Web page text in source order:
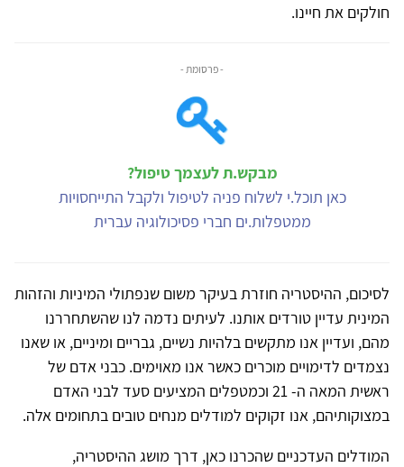
חולקים את חיינו.
- פרסומת -
מבקש.ת לעצמך טיפול?
כאן תוכל.י לשלוח פניה לטיפול ולקבל התייחסויות
ממטפלות.ים חברי פסיכולוגיה עברית
לסיכום, ההיסטריה חוזרת בעיקר משום שנפתולי המיניות והזהות
המינית עדיין טורדים אותנו. לעיתים נדמה לנו שהשתחררנו
מהם, ועדיין אנו מתקשים בלהיות נשיים, גבריים ומיניים, או שאנו
נצמדים לדימויים מוכרים כאשר אנו מאוימים. כבני אדם של
ראשית המאה ה- 21 וכמטפלים המציעים סעד לבני האדם
במצוקותיהם, אנו זקוקים למודלים מנחים טובים בתחומים אלה.
המודלים העדכניים שהכרנו כאן, דרך מושג ההיסטריה,